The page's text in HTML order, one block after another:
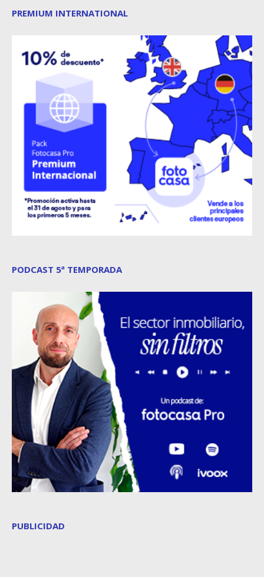
PREMIUM INTERNATIONAL
PODCAST 5ª TEMPORADA
PUBLICIDAD